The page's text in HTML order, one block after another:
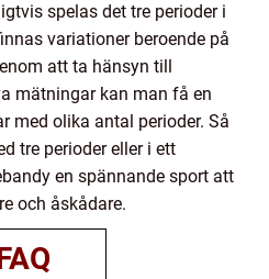
spelas det tre perioder i
variationer beroende på
att ta hänsyn till
mätningar kan man få en
med olika antal perioder. Så
tre perioder eller i ett
en spännande sport att
och åskådare.